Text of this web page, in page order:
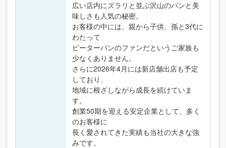
広い店内にズラリと並ぶ沢山のパンと美
味しさも人気の秘密。
お客様の中には、親から子供、孫と3代に
わたって
ピーターパンのファンだというご家族も
少なくありません。
さらに2026年4月には新店舗出店も予定
しており、
地域に根ざしながら成長を続けていま
す。
創業50期を迎える安定企業として、多く
のお客様に
長く愛されてきた実績も当社の大きな強
みです。